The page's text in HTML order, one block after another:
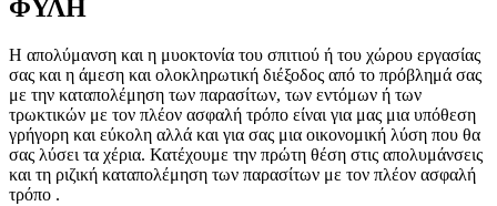
ΦΥΛΗ
Η απολύμανση και η μυοκτονία του σπιτιού ή του χώρου εργασίας
σας και η άμεση και ολοκληρωτική διέξοδος από το πρόβλημά σας
με την καταπολέμηση των παρασίτων, των εντόμων ή των
τρωκτικών με τον πλέον ασφαλή τρόπο είναι για μας μια υπόθεση
γρήγορη και εύκολη αλλά και για σας μια οικονομική λύση που θα
σας λύσει τα χέρια. Κατέχουμε την πρώτη θέση στις απολυμάνσεις
και τη ριζική καταπολέμηση των παρασίτων με τον πλέον ασφαλή
τρόπο .